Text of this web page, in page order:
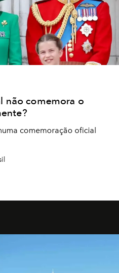
não comemora o
comemoração oficial